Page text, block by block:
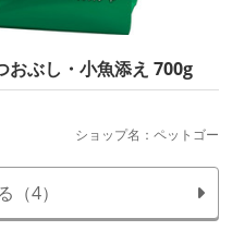
おぶし・小魚添え 700g
ショップ名：ペットゴー
（4）